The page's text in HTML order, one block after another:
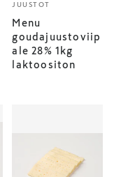
JUUSTOT
Menu
goudajuustoviip
ale 28% 1kg
laktoositon